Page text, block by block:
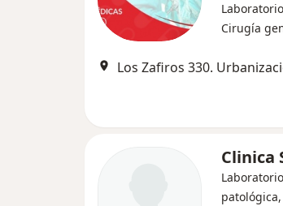
Cirugía
Clinica